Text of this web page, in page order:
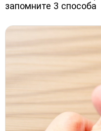
запомните 3 способа